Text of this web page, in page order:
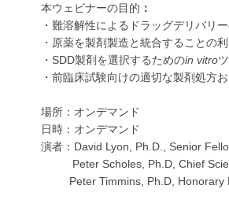
本ウェビナーの目的 ：
・難溶解性によるドラッグデリバリ
・原薬を製剤製造と統合することの
・SDD製剤を選択するためのin vitro
・前臨床試験向けの適切な製剤処方
場所：オンデマンド
日時：オンデマンド
演者：David Lyon, Ph.D., Senior
Peter Scholes, Ph.D, Chief
Peter Timmins, Ph.D, Honorary